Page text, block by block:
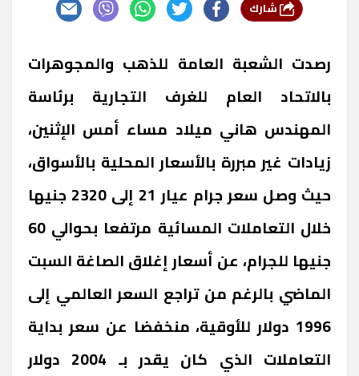
رصدت الشعبة العامة للذهب والمجوهرات
بالاتحاد العام للغرف التجارية برئاسة
المهندس هاني ميلاد مساء أمس الإثنين،
زيادات غير مبررة بالأسعار المحلية بالأسواق،
حيث وصل سعر جرام عيار 21 إلى 2320 جنيها
خلال التعاملات المسائية مرتفعا بحوالي 60
جنيها للجرام، عن أسعار إغلاق الصاغة السبت
الماضي بالرغم من تراجع السعر العالمي إلى
1996 دولار للأوقية، منخفضا عن سعر بداية
التعاملات الذي كان يقدر بـ 2004 دولار